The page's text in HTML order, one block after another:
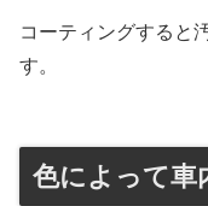
コーティングすると
す。
色によって車